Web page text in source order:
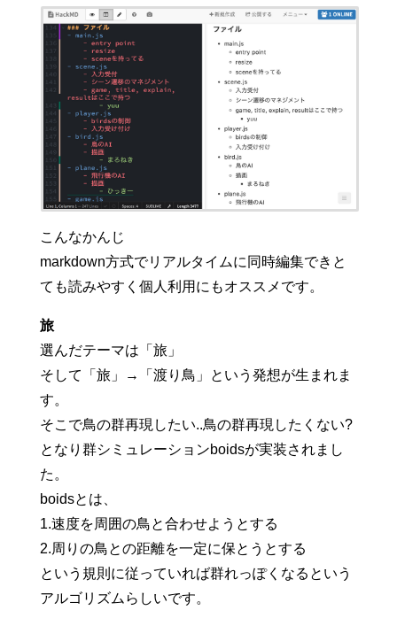
こんなかんじ
markdown方式でリアルタイムに同時編集できと
ても読みやすく個人利用にもオススメです。
旅
選んだテーマは「旅」
そして「旅」→「渡り鳥」という発想が生まれま
す。
そこで鳥の群再現したい..鳥の群再現したくない?
となり群シミュレーションboidsが実装されまし
た。
boidsとは、
1.速度を周囲の鳥と合わせようとする
2.周りの鳥との距離を一定に保とうとする
という規則に従っていれば群れっぽくなるという
アルゴリズムらしいです。